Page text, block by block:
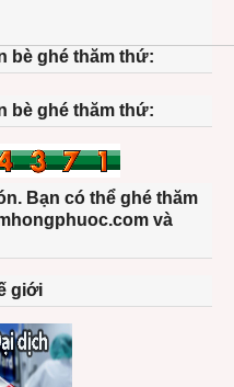
bè ghé thăm thứ:
bè ghé thăm thứ:
Bạn có thể ghé thăm
và
giới